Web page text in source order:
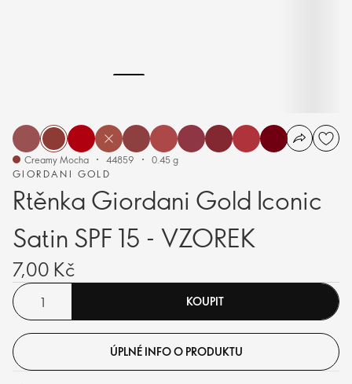
GIORDANI GOLD
Rtěnka Giordani Gold Iconic
Satin SPF 15 - VZOREK
Creamy Mocha 44859 0.45 g
7,00 Kč
KOUPIT
ÚPLNÉ INFO O PRODUKTU